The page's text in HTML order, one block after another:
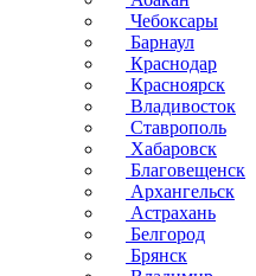
Чебоксары
Барнаул
Краснодар
Красноярск
Владивосток
Ставрополь
Хабаровск
Благовещенск
Архангельск
Астрахань
Белгород
Брянск